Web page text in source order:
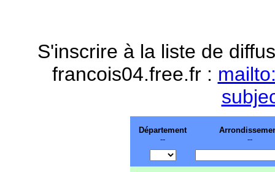
S'inscrire à la liste de
francois04.free.fr :
Département
--
--